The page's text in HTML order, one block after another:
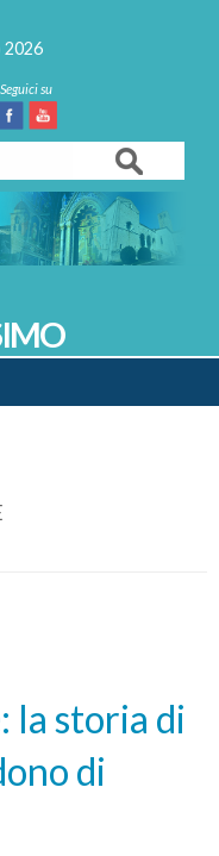
2026
Facebook
Youtube
Search
la storia di
di